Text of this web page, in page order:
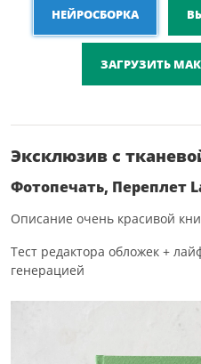
НЕЙРОСБОРКА
ЗАГРУЗИТЬ
Эксклюзив с
Фотопечать, Переплет
Описание очень красивой
Тест редактора обложек +
генерацией